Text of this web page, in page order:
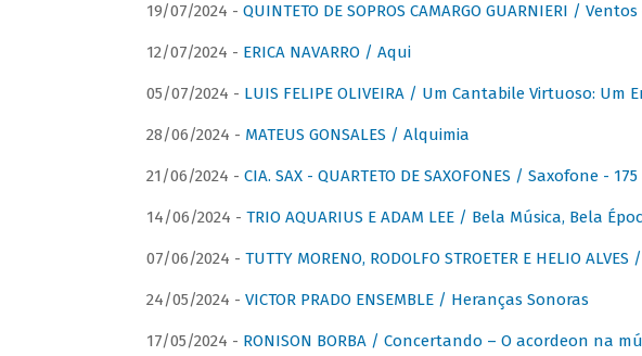
19/07/2024 - QUINTETO DE SOPROS CAMARGO GUARNIERI /
12/07/2024 - ERICA NAVARRO / Aqui
05/07/2024 - LUIS FELIPE OLIVEIRA / Um Cantabile Virtuoso:
28/06/2024 - MATEUS GONSALES / Alquimia
21/06/2024 - CIA. SAX - QUARTETO DE SAXOFONES / Saxofone -
14/06/2024 - TRIO AQUARIUS E ADAM LEE / Bela Música, Bela
07/06/2024 - TUTTY MORENO, RODOLFO STROETER E HELIO
24/05/2024 - VICTOR PRADO ENSEMBLE / Heranças Sonoras
17/05/2024 - RONISON BORBA / Concertando – O acordeon na